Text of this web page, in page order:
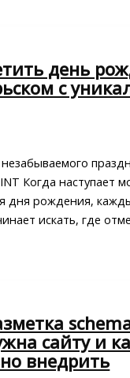
день
с
Когда наступает
дня рождения,
искать, где
сайту и
внедрить